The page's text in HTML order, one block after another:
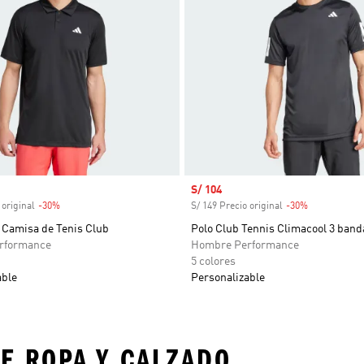
original -30%Descuento
de Tenis Club
Precio de venta
S/ 104
S/ 149 Precio original -30%
Polo Club Tennis Climacool 3
Hombre Performance
5 colores
Personalizable